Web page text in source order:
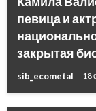
певица и
закрытая
sib_ecometal 18